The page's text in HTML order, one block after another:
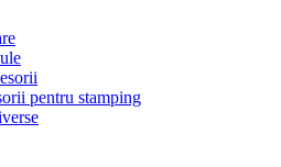
pentru stamping